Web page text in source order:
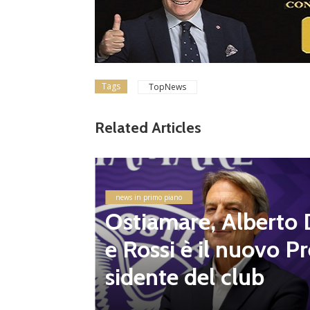
Tags TopNews
Related Articles
news in primo piano
Ostiamare, Alberto
e Rossi è il nuovo
sidente del club